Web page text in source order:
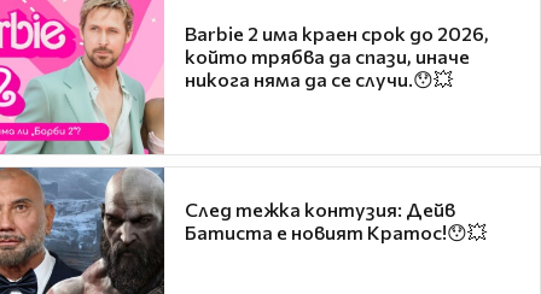
Barbie 2 има краен срок до 2026,
който трябва да спази, иначе
никога няма да се случи.😯💥
След тежка контузия: Дейв
Батиста е новият Кратос!😯💥